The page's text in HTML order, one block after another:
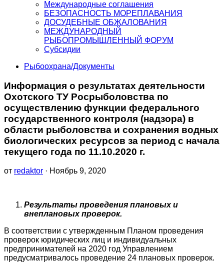
Международные соглашения
БЕЗОПАСНОСТЬ МОРЕПЛАВАНИЯ
ДОСУДЕБНЫЕ ОБЖАЛОВАНИЯ
МЕЖДУНАРОДНЫЙ
РЫБОПРОМЫШЛЕННЫЙ ФОРУМ
Субсидии
Рыбоохрана/Документы
Информация о результатах деятельности
Охотского ТУ Росрыболовства по
осуществлению функции федерального
государственного контроля (надзора) в
области рыболовства и сохранения водных
биологических ресурсов за период с начала
текущего года по 11.10.2020 г.
от redaktor · Ноябрь 9, 2020
Результаты проведения плановых и
внеплановых проверок.
В соответствии с утвержденным Планом проведения
проверок юридических лиц и индивидуальных
предпринимателей на 2020 год Управлением
предусматривалось проведение 24 плановых проверок.